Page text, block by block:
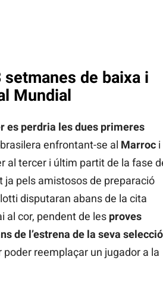
de baixa i
Mundial
es perdria les dues primeres
enfrontant-se al Marroc i
al tercer i últim partit de la fase
ja pels amistosos de preparació
disputaran abans de la cita
al cor, pendent de les proves
de l’estrena de la seva selecció
reemplaçar un jugador a la